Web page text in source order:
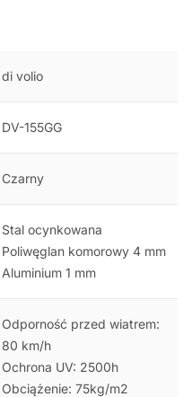
di volio
DV-155GG
Czarny
Stal ocynkowana
Poliwęglan komorowy 4 mm
Aluminium 1 mm
Odporność przed wiatrem:
80 km/h
Ochrona UV: 2500h
Obciążenie: 75kg/m2